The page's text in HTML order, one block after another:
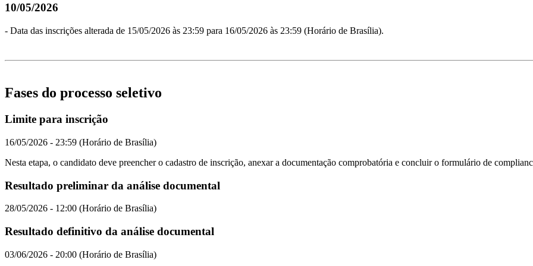
10/05/2026
- Data das inscrições alterada de 15/05/2026 às 23:59 para 16/05/2026 às 23:59 (Horário de Brasília).
Fases do processo seletivo
Limite para inscrição
16/05/2026 - 23:59 (Horário de Brasília)
Nesta etapa, o candidato deve preencher o cadastro de inscrição, anexar a documentação comprobatória e concluir o formulário de
Resultado preliminar da análise documental
28/05/2026 - 12:00 (Horário de Brasília)
Resultado definitivo da análise documental
03/06/2026 - 20:00 (Horário de Brasília)